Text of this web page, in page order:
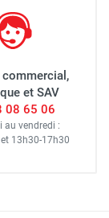
commercial,
et SAV
08 65 06
au vendredi :
et 13h30-17h30